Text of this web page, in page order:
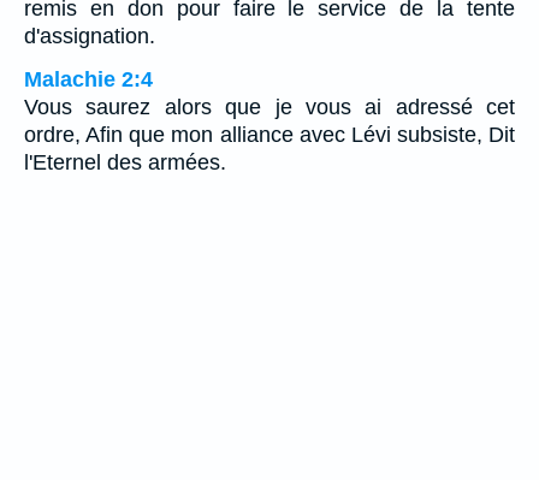
remis en don pour faire le service de la tente
d'assignation.
Malachie 2:4
Vous saurez alors que je vous ai adressé cet
ordre, Afin que mon alliance avec Lévi subsiste, Dit
l'Eternel des armées.